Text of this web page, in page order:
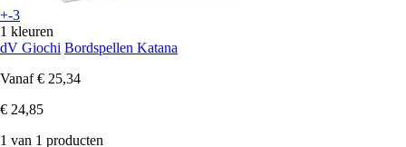
+-3
1 kleuren
dV Giochi Bordspellen Katana
Vanaf € 25,34
€ 24,85
1 van 1 producten